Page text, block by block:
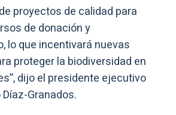
proyectos de calidad para
de donación y
lo que incentivará nuevas
proteger la biodiversidad en
dijo el presidente ejecutivo
Díaz-Granados.